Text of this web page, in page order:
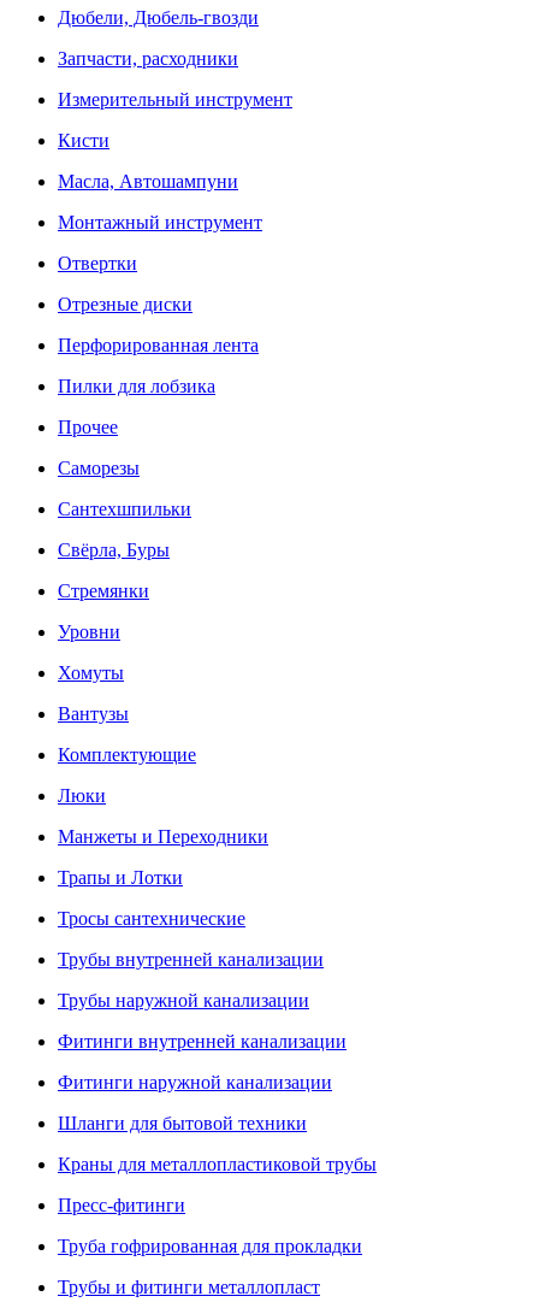
Дюбели, Дюбель-гвозди
Запчасти, расходники
Измерительный инструмент
Кисти
Масла, Автошампуни
Монтажный инструмент
Отвертки
Отрезные диски
Перфорированная лента
Пилки для лобзика
Прочее
Саморезы
Сантехшпильки
Свёрла, Буры
Стремянки
Уровни
Хомуты
Вантузы
Комплектующие
Люки
Манжеты и Переходники
Трапы и Лотки
Тросы сантехнические
Трубы внутренней канализации
Трубы наружной канализации
Фитинги внутренней канализации
Фитинги наружной канализации
Шланги для бытовой техники
Краны для металлопластиковой трубы
Пресс-фитинги
Труба гофрированная для прокладки
Трубы и фитинги металлопласт